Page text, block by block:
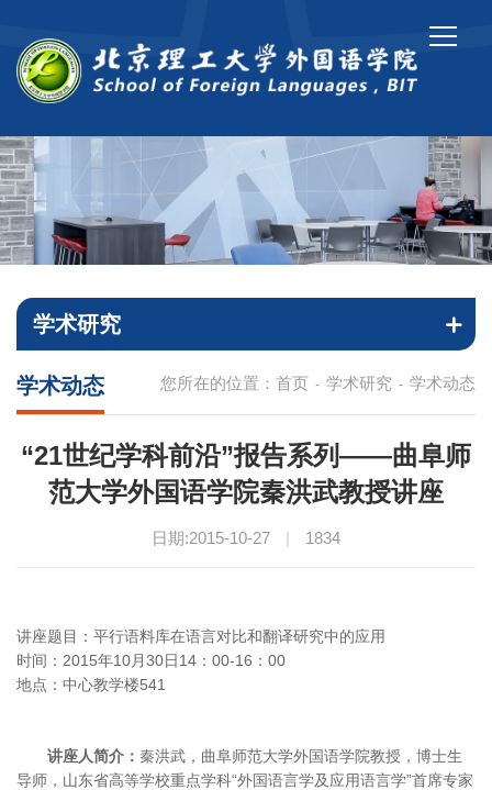
学术研究
您所在的位置： 首页 - 学术研究 - 学术动态
学术动态
“21世纪学科前沿”报告系列——曲阜师
范大学外国语学院秦洪武教授讲座
日期:2015-10-27 | 1834
讲座题目：平行语料库在语言对比和翻译研究中的应用
时间：2015年10月30日14：00-16：00
地点：中心教学楼541
讲座人简介： 秦洪武，曲阜师范大学外国语学院教授，博士生
导师，山东省高等学校重点学科“外国语言学及应用语言学”首席专家